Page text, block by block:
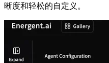
晰度和轻松的自定义。